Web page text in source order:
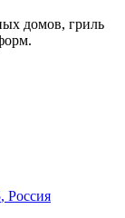
домов, гриль
, Россия